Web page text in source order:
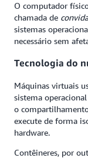
O computador
chamada de
sistemas
necessário sem
Tecnologia do
Máquinas virtuais
sistema
o
execute de forma
hardware.
Contêineres, por